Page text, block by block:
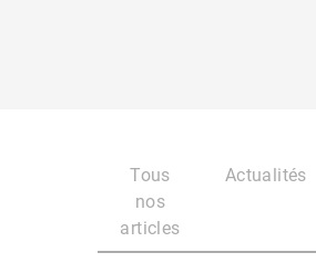
Tous
nos
articles
Actualités